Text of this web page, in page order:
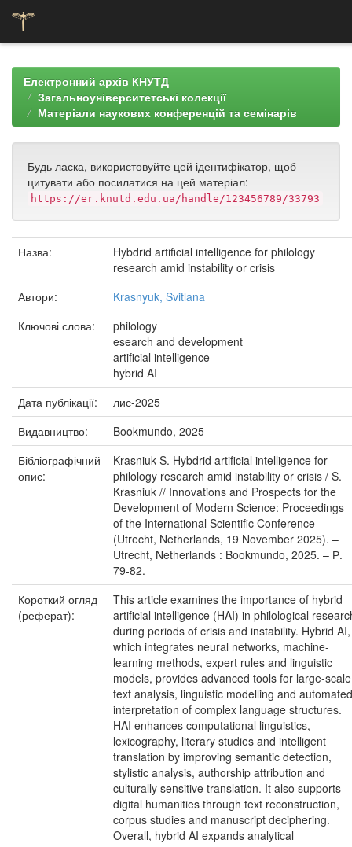
navigationЕлектронний архів КНУТД
Загальноуніверситетські колекції
Матеріали наукових конференцій та семінарів
Будь ласка, використовуйте цей ідентифікатор, щоб
цитувати або посилатися на цей матеріал:
https://er.knutd.edu.ua/handle/123456789/33793
Назва:
Hybdrid artificial intelligence for philology
research amid instability or crisis
Автори:
Krasnyuk, Svitlana
Ключові слова:
philology
esearch and development
artificial intelligence
hybrid AI
Дата публікації:
лис-2025
Видавництво:
Bookmundo, 2025
Бібліографічний
опис:
Krasniuk S. Hybdrid artificial intelligence for
philology research amid instability or crisis / S.
Krasniuk // Innovations and Prospects for the
Development of Modern Science: Proceedings
of the International Scientific Conference
(Utrecht, Netherlands, 19 November 2025). –
Utrecht, Netherlands : Bookmundo, 2025. – Р.
79-82.
Короткий огляд
(реферат):
This article examines the importance of hybrid
artificial intelligence (HAI) in philological
during periods of crisis and instability. Hybrid AI,
which integrates neural networks, machine-
learning methods, expert rules and linguistic
models, provides advanced tools for large-scale
text analysis, linguistic modelling and automated
interpretation of complex language structures.
HAI enhances computational linguistics,
lexicography, literary studies and intelligent
translation by improving semantic detection,
stylistic analysis, authorship attribution and
culturally sensitive translation. It also supports
digital humanities through text reconstruction,
corpus studies and manuscript deciphering.
Overall, hybrid AI expands analytical